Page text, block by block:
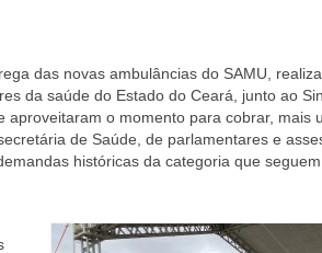
das novas ambulâncias do SAMU,
da saúde do Estado do Ceará, junto ao
aproveitaram o momento para cobrar, mais
de Saúde, de parlamentares e
históricas da categoria que